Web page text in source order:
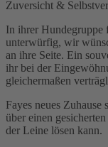
Zuversicht &
In ihrer Hundegruppe
unterwürfig, wir
an ihre Seite. Ein
ihr bei der
gleichermaßen
Fayes neues
über einen
der Leine lösen kann.